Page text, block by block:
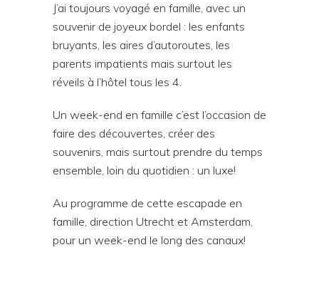
J’ai toujours voyagé en famille, avec un
souvenir de joyeux bordel : les enfants
bruyants, les aires d’autoroutes, les
parents impatients mais surtout les
réveils à l’hôtel tous les 4.
Un week-end en famille c’est l’occasion de
faire des découvertes, créer des
souvenirs, mais surtout prendre du temps
ensemble, loin du quotidien : un luxe!
Au programme de cette escapade en
famille, direction Utrecht et Amsterdam,
pour un week-end le long des canaux!